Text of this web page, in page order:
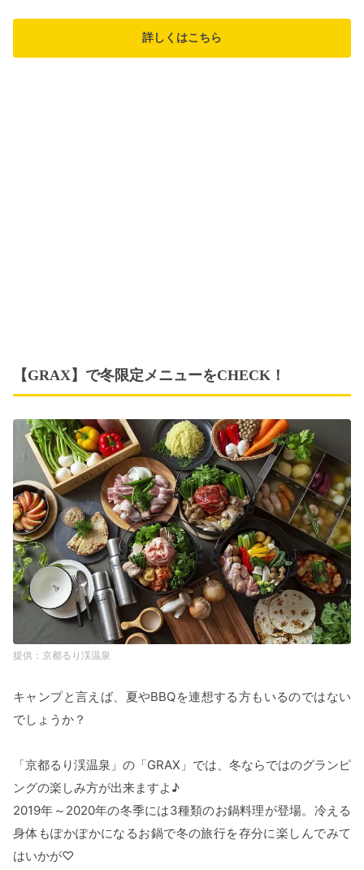
詳しくはこちら
【GRAX】で冬限定メニューをCHECK！
京都るり渓温泉
キャンプと言えば、夏やBBQを連想する方もいるのではない
でしょうか？
「京都るり渓温泉」の「GRAX」では、冬ならではのグランピ
ングの楽しみ方が出来ますよ♪
2019年～2020年の冬季には3種類のお鍋料理が登場。冷える
身体もぽかぽかになるお鍋で冬の旅行を存分に楽しんでみて
はいかが♡